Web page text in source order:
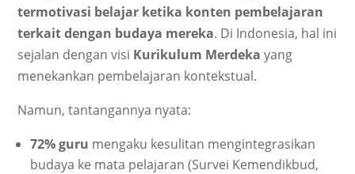
termotivasi belajar ketika konten pembelajaran
terkait dengan budaya mereka. Di Indonesia, hal ini
sejalan dengan visi Kurikulum Merdeka yang
menekankan pembelajaran kontekstual.
Namun, tantangannya nyata:
72% guru mengaku kesulitan mengintegrasikan
budaya ke mata pelajaran (Survei Kemendikbud,